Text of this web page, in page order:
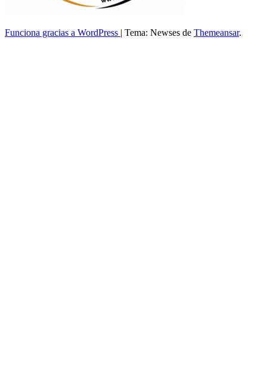
Funciona gracias a WordPress Tema: Newses de Themeansar.